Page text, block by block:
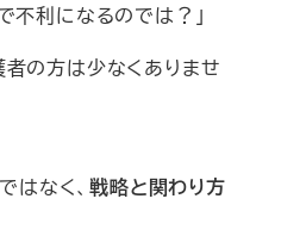
不利になるのでは？」
の方は少なくありませ
はなく、戦略と関わり方